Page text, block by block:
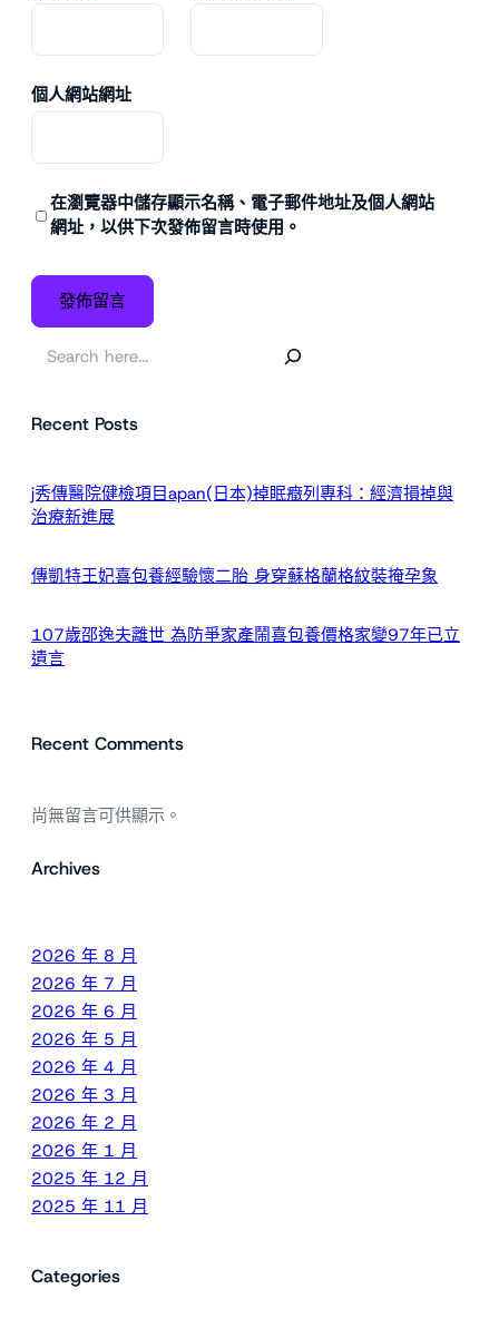
個人網站網址
在瀏覽器中儲存顯示名稱、電子郵件地址及個人網站
網址，以供下次發佈留言時使用。
Recent Posts
j秀傳醫院健檢項目apan(日本)掉眠癥列專科：經濟損掉與
治療新進展
傳凱特王妃喜包養經驗懷二胎 身穿蘇格蘭格紋裝掩孕象
107歲邵逸夫離世 為防爭家產鬧喜包養價格家變97年已立
遺言
Recent Comments
尚無留言可供顯示。
Archives
2026 年 8 月
2026 年 7 月
2026 年 6 月
2026 年 5 月
2026 年 4 月
2026 年 3 月
2026 年 2 月
2026 年 1 月
2025 年 12 月
2025 年 11 月
Categories